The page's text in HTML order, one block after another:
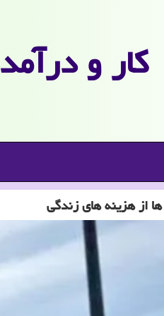
كار و درآمد
از هزینه های زندگی